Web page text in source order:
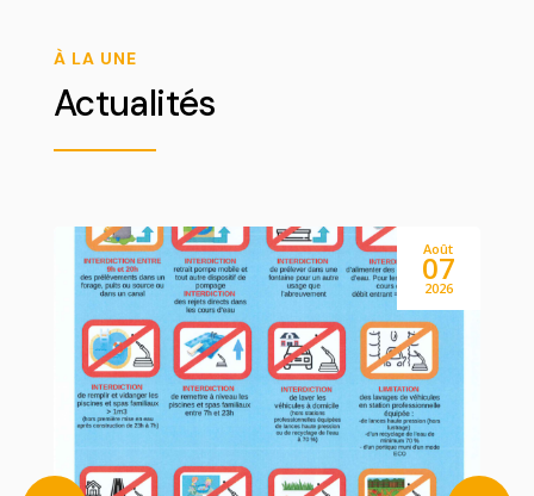
À LA UNE
Actualités
Août
07
2026